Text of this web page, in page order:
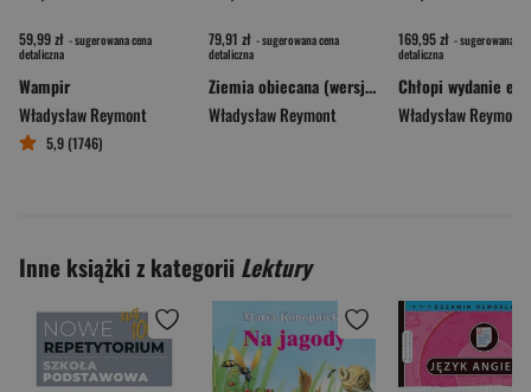
59,99 zł - sugerowana cena
detaliczna
Wampir
Władysław Reymont
5,9 (1746)
79,91 zł - sugerowana cena
detaliczna
Ziemia obiecana (wersja ekskluzywna)
Władysław Reymont
169,95 zł - sugerowana
detaliczna
Władysław Reymont
Inne książki z kategorii Lektury